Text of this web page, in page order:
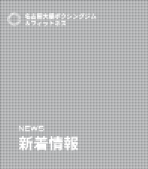
TOP
新着情報
ご予約
プライベートコース予
レンタルスタジオ予約
名古屋大橋ボクシングジム
大橋弘政プロフィール
スタッフ紹介
料金案内
設備紹介
アクセス
営業時間
トレーナー募集
NEWS
新着情報